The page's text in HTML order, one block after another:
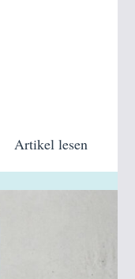
Artikel lesen